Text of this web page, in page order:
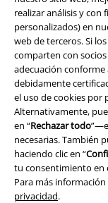
realizar análisis y con
personalizados) en
web de terceros. Si
comparten con
adecuación conforme
debidamente
el uso de cookies por
Alternativamente,
en “Rechazar todo
necesarias. También
haciendo clic en “
tu consentimiento en
Para más
privacidad.
Legal
Términos y
Aviso Legal
Ley protección de
Eliminación de